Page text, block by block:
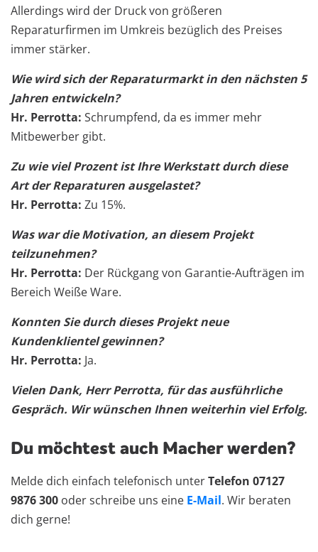
Allerdings wird der Druck von größeren
Reparaturfirmen im Umkreis bezüglich des Preises
immer stärker.
Wie wird sich der Reparaturmarkt in den nächsten 5
Jahren entwickeln?
Hr. Perrotta: Schrumpfend, da es immer mehr
Mitbewerber gibt.
Zu wie viel Prozent ist Ihre Werkstatt durch diese
Art der Reparaturen ausgelastet?
Hr. Perrotta: Zu 15%.
Was war die Motivation, an diesem Projekt
teilzunehmen?
Hr. Perrotta: Der Rückgang von Garantie-Aufträgen im
Bereich Weiße Ware.
Konnten Sie durch dieses Projekt neue
Kundenklientel gewinnen?
Hr. Perrotta: Ja.
Vielen Dank, Herr Perrotta, für das ausführliche
Gespräch. Wir wünschen Ihnen weiterhin viel Erfolg.
Du möchtest auch Macher werden?
Melde dich einfach telefonisch unterTelefon 07127
9876 300 oder schreibe uns eine E-Mail. Wir beraten
dich gerne!